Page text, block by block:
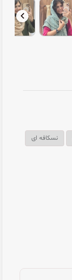
نسکافه ای